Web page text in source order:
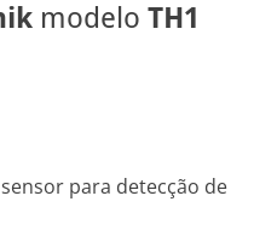
modelo TH1
para detecção de